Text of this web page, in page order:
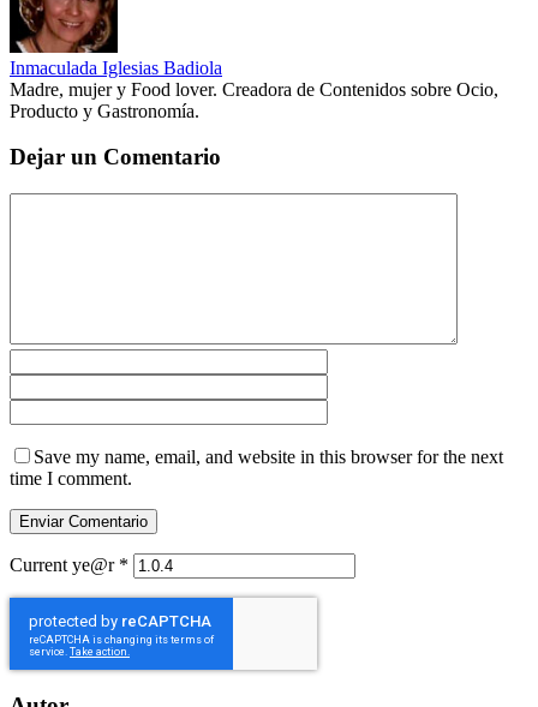
Inmaculada Iglesias Badiola
Madre, mujer y Food lover. Creadora de Contenidos sobre Ocio,
Producto y Gastronomía.
Dejar un Comentario
Save my name, email, and website in this browser for the next
time I comment.
Current ye@r *